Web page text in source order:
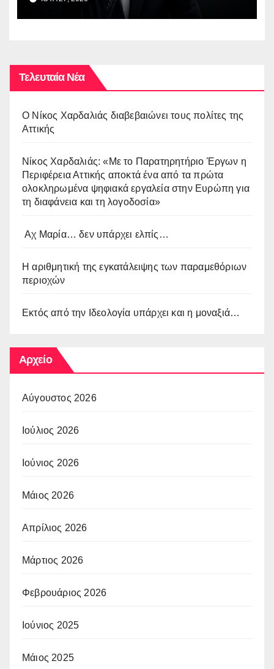
Τελευταία Νέα
O Νίκος Χαρδαλιάς διαβεβαιώνει τους πολίτες της
Αττικής
Νίκος Χαρδαλιάς: «Με το Παρατηρητήριο Έργων η
Περιφέρεια Αττικής αποκτά ένα από τα πρώτα
ολοκληρωμένα ψηφιακά εργαλεία στην Ευρώπη για
τη διαφάνεια και τη λογοδοσία»
Αχ Μαρία… δεν υπάρχει ελπίς…
Η αριθμητική της εγκατάλειψης των παραμεθόριων
περιοχών
Εκτός από την Ιδεολογία υπάρχει και η μοναξιά…
Αρχείο
Αύγουστος 2026
Ιούλιος 2026
Ιούνιος 2026
Μάιος 2026
Απρίλιος 2026
Μάρτιος 2026
Φεβρουάριος 2026
Ιούνιος 2025
Μάιος 2025